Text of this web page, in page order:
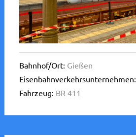
Bahnhof/Ort: Gießen
Eisenbahnverkehrsunternehmen:
Fahrzeug: BR 411